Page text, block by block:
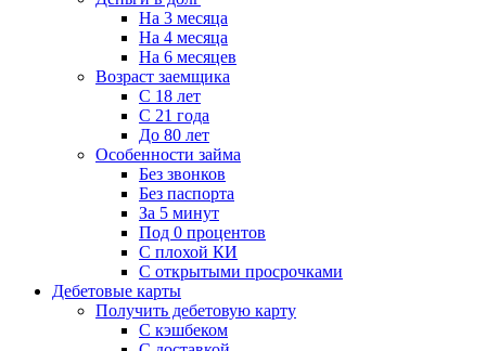
На 3 месяца
На 4 месяца
На 6 месяцев
Возраст заемщика
С 18 лет
С 21 года
До 80 лет
Особенности займа
Без звонков
Без паспорта
За 5 минут
Под 0 процентов
С плохой КИ
С открытыми просрочками
Дебетовые карты
Получить дебетовую карту
С кэшбеком